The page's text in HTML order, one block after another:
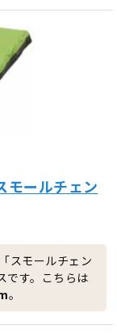
モールチェン
スモールチェン
です。こちらは
。